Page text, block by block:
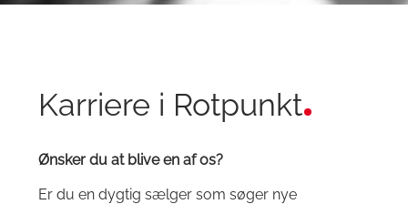
Karriere i Rotpunkt
Ønsker du at blive en af os?
Er du en dygtig sælger som søger nye